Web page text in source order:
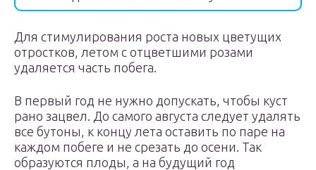
Для стимулирования роста новых цветущих
отростков, летом с отцветшими розами
удаляется часть побега.
В первый год не нужно допускать, чтобы куст
рано зацвел. До самого августа следует удалять
все бутоны, к концу лета оставить по паре на
каждом побеге и не срезать до осени. Так
образуются плоды, а на будущий год